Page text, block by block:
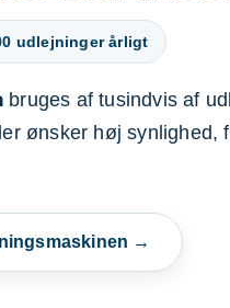
udlejninger årligt
bruges af tusindvis af
ønsker høj synlighed,
→